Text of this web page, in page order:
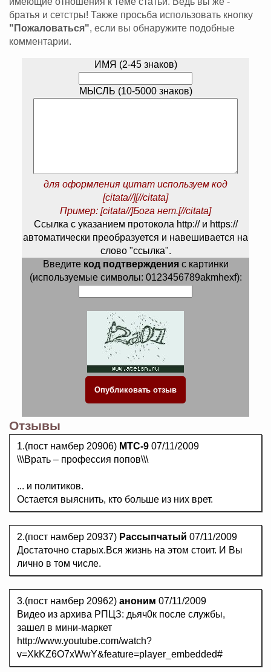
братья и сетстры! Также просьба использовать кнопку
"Пожаловаться", если вы обнаружите подобные
комментарии.
ИМЯ (2-45 знаков)
МЫСЛЬ (10-5000 знаков)
для оформления цитат используем код
[citata//][//citata]
Пример: [citata//]Бога нет.[//citata]
Ссылка с указанием протокола http:// и https://
автоматически преобразуется и навешивается на
слово "ссылка".
Введите код подтвержденияс картинки
(используемые символы: 0123456789akmhexf):
Отзывы
1.(пост намбер 20906) MTC-9 07/11/2009
\\\Врать – профессия попов\\\
... и политиков.
Остается выяснить, кто больше из них врет.
2.(пост намбер 20937) Рассыпчатый 07/11/2009
Достаточно старых.Вся жизнь на этом стоит. И Вы
лично в том числе.
3.(пост намбер 20962) аноним 07/11/2009
Видео из архива РПЦЗ: дьяч0к после службы,
зашел в мини-маркет
http://www.youtube.com/watch?
v=XkKZ6O7xWwY&feature=player_embedded#